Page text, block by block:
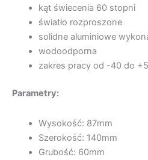
kąt świecenia 60 stopni
światło rozproszone
solidne aluminiowe
wodoodporna
zakres pracy od -40 do
Parametry:
Wysokość: 87mm
Szerokość: 140mm
Grubość: 60mm